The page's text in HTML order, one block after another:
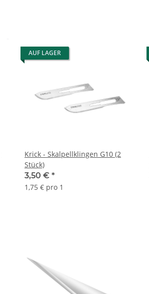
AUF LAGER
Krick - Skalpellklingen G10 (2
Stück)
3,50 € *
1,75 € pro 1